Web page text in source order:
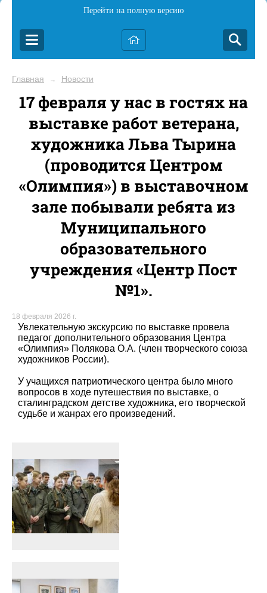
Перейти на полную версию
Главная → Новости
17 февраля у нас в гостях на
выставке работ ветерана,
художника Льва Тырина
(проводится Центром
«Олимпия») в выставочном
зале побывали ребята из
Муниципального
образовательного
учреждения «Центр Пост
№1».
18 февраля 2026 г.
Увлекательную экскурсию по выставке провела
педагог дополнительного образования Центра
«Олимпия» Полякова О.А. (член творческого союза
художников России).
У учащихся патриотического центра было много
вопросов в ходе путешествия по выставке, о
сталинградском детстве художника, его творческой
судьбе и жанрах его произведений.